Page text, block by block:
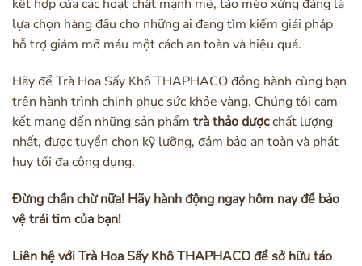
kết hợp của các hoạt chất mạnh mẽ, táo mèo xứng đáng là
lựa chọn hàng đầu cho những ai đang tìm kiếm giải pháp
hỗ trợ giảm mỡ máu một cách an toàn và hiệu quả.
Hãy để Trà Hoa Sấy Khô THAPHACO đồng hành cùng bạn
trên hành trình chinh phục sức khỏe vàng. Chúng tôi cam
kết mang đến những sản phẩm trà thảo dượcchất lượng
nhất, được tuyển chọn kỹ lưỡng, đảm bảo an toàn và phát
huy tối đa công dụng.
Đừng chần chừ nữa! Hãy hành động ngay hôm nay để bảo
vệ trái tim của bạn!
Liên hệ với Trà Hoa Sấy Khô THAPHACO để sở hữu táo